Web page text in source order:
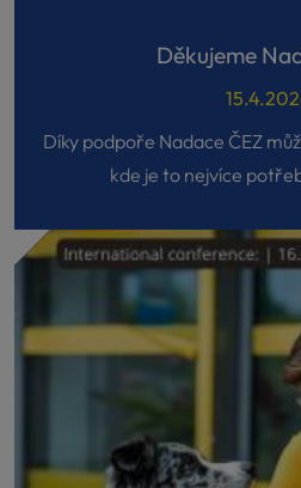
Děkujeme
Díky podpoře Nadace ČEZ
kde je to nejvíce